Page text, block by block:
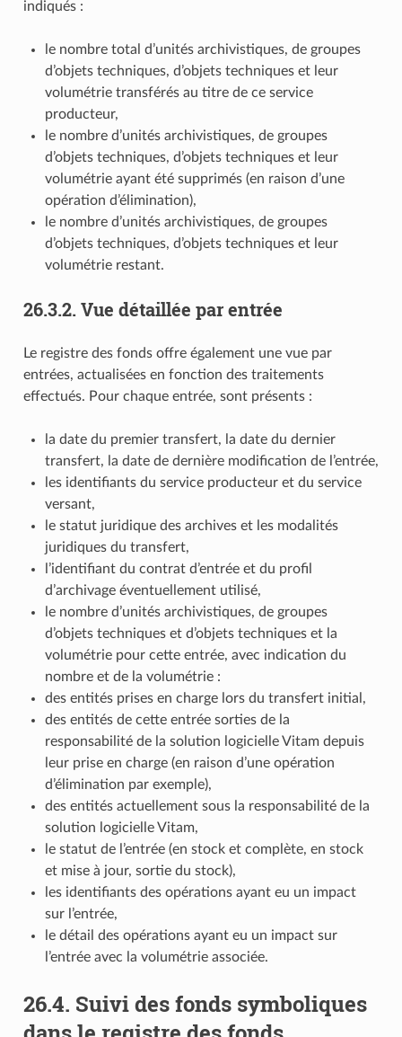
indiqués :
le nombre total d’unités archivistiques, de groupes
d’objets techniques, d’objets techniques et leur
volumétrie transférés au titre de ce service
producteur,
le nombre d’unités archivistiques, de groupes
d’objets techniques, d’objets techniques et leur
volumétrie ayant été supprimés (en raison d’une
opération d’élimination),
le nombre d’unités archivistiques, de groupes
d’objets techniques, d’objets techniques et leur
volumétrie restant.
26.3.2. Vue détaillée par entrée
Le registre des fonds offre également une vue par
entrées, actualisées en fonction des traitements
effectués. Pour chaque entrée, sont présents :
la date du premier transfert, la date du dernier
transfert, la date de dernière modification de l’entrée,
les identifiants du service producteur et du service
versant,
le statut juridique des archives et les modalités
juridiques du transfert,
l’identifiant du contrat d’entrée et du profil
d’archivage éventuellement utilisé,
le nombre d’unités archivistiques, de groupes
d’objets techniques et d’objets techniques et la
volumétrie pour cette entrée, avec indication du
nombre et de la volumétrie :
des entités prises en charge lors du transfert initial,
des entités de cette entrée sorties de la
responsabilité de la solution logicielle Vitam depuis
leur prise en charge (en raison d’une opération
d’élimination par exemple),
des entités actuellement sous la responsabilité de la
solution logicielle Vitam,
le statut de l’entrée (en stock et complète, en stock
et mise à jour, sortie du stock),
les identifiants des opérations ayant eu un impact
sur l’entrée,
le détail des opérations ayant eu un impact sur
l’entrée avec la volumétrie associée.
26.4. Suivi des fonds symboliques